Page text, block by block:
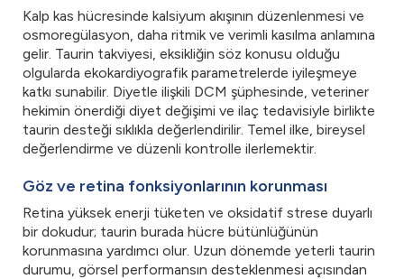
Kalp kas hücresinde kalsiyum akışının düzenlenmesi ve
osmoregülasyon, daha ritmik ve verimli kasılma anlamına
gelir. Taurin takviyesi, eksikliğin söz konusu olduğu
olgularda ekokardiyografik parametrelerde iyileşmeye
katkı sunabilir. Diyetle ilişkili DCM şüphesinde, veteriner
hekimin önerdiği diyet değişimi ve ilaç tedavisiyle birlikte
taurin desteği sıklıkla değerlendirilir. Temel ilke, bireysel
değerlendirme ve düzenli kontrolle ilerlemektir.
Göz ve retina fonksiyonlarının korunması
Retina yüksek enerji tüketen ve oksidatif strese duyarlı
bir dokudur; taurin burada hücre bütünlüğünün
korunmasına yardımcı olur. Uzun dönemde yeterli taurin
durumu, görsel performansın desteklenmesi açısından